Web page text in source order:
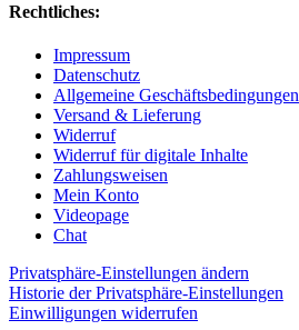
Rechtliches:
Impressum
Datenschutz
Allgemeine Geschäftsbedingungen
Versand & Lieferung
Widerruf
Widerruf für digitale Inhalte
Zahlungsweisen
Mein Konto
Videopage
Chat
Privatsphäre-Einstellungen ändern
Historie der Privatsphäre-Einstellungen
Einwilligungen widerrufen